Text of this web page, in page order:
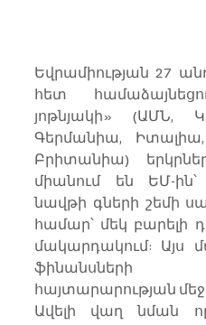
Եվրամիության 27
հետ
յոթնյակի» (ԱՄՆ,
Գերմանիա,
Բրիտանիա)
միանում են ԵՄ-
նավթի գների շեմի
համար՝ մեկ բարելի
մակարդակում: Այս
ֆինանսների
հայտարարության
Ավելի վաղ նման